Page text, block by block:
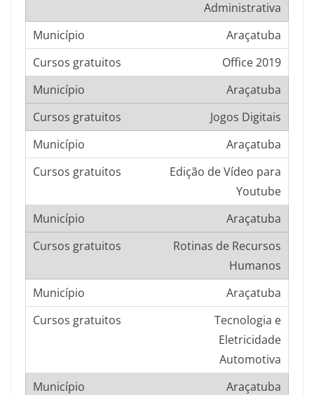
Administrativa
Araçatuba
Office 2019
Araçatuba
Jogos Digitais
Araçatuba
Edição de Vídeo para
Youtube
Araçatuba
Rotinas de Recursos
Humanos
Araçatuba
Tecnologia e
Eletricidade
Automotiva
Araçatuba